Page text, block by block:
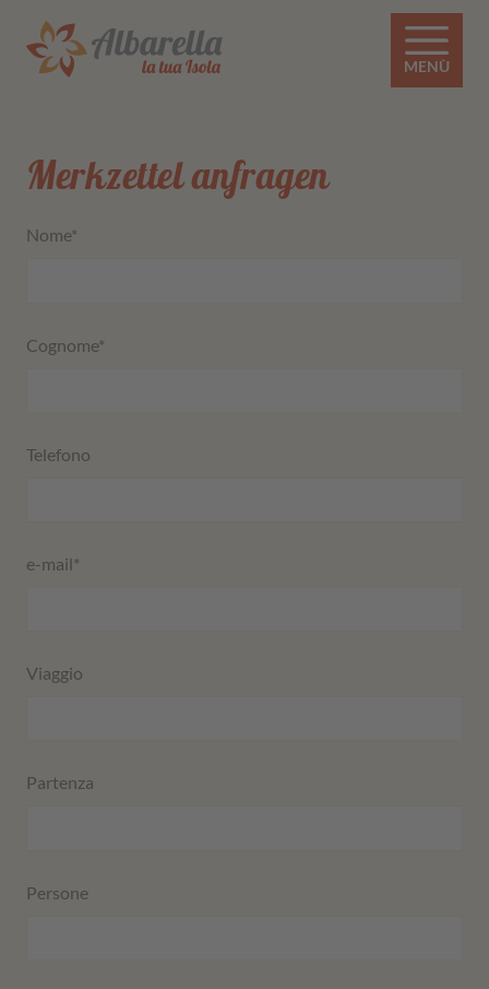
MENÙ
Merkzettel anfragen
Nome*
Cognome*
Telefono
e-mail*
Viaggio
Partenza
Persone